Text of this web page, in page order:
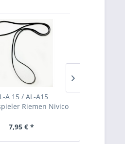
A 15 / AL-A15
Riemen Nivico
7,95 € *